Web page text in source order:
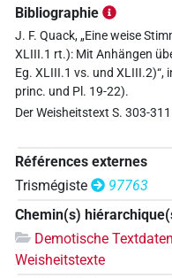
Bibliographie
J. F. Quack, „Eine weise
XLIII.1 rt.): Mit Anhängen
Eg. XLIII.1 vs. und XLIII.2)“,
princ. und Pl. 19-22).
Der Weisheitstext S. 303-
Références externes
Trismégiste
97763
Chemin(s)
Demotische
Weisheitstexte